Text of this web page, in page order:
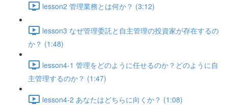
lesson2 管理業務とは何か？ (3:12)
lesson3 なぜ管理委託と自主管理の投資家が存在するの
か？ (1:48)
lesson4-1 管理をどのように任せるのか？どのように自
主管理するのか？ (1:47)
lesson4-2 あなたはどちらに向くか？ (1:08)